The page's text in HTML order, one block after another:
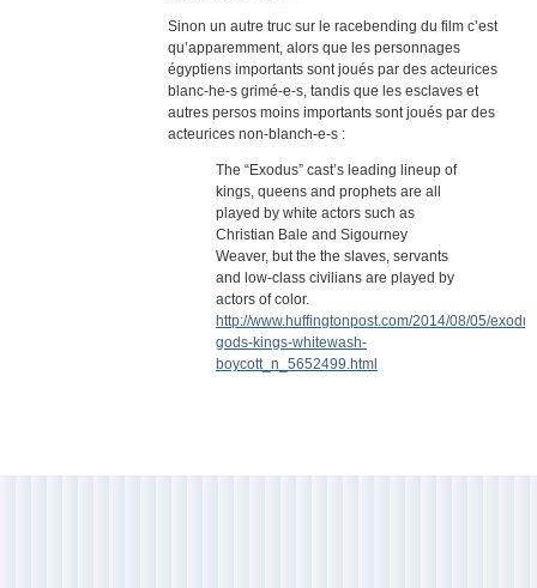
Sinon un autre truc sur le racebending du film c’est
qu’apparemment, alors que les personnages
égyptiens importants sont joués par des acteurices
blanc-he-s grimé-e-s, tandis que les esclaves et
autres persos moins importants sont joués par des
acteurices non-blanch-e-s :
The “Exodus” cast’s leading lineup of
kings, queens and prophets are all
played by white actors such as
Christian Bale and Sigourney
Weaver, but the the slaves, servants
and low-class civilians are played by
actors of color.
http://www.huffingtonpost.com/2014/08/05/
gods-kings-whitewash-
boycott_n_5652499.html